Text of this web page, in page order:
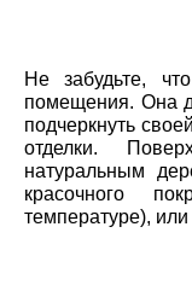
Не забудьте,
помещения. Она
подчеркнуть
отделки.
натуральным
красочного
температуре),